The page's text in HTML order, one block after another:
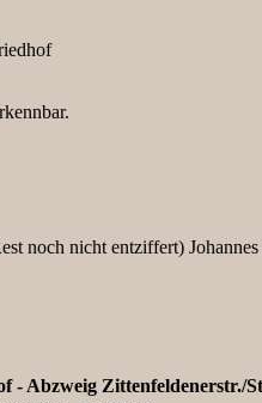
noch nicht entziffert)
- Abzweig Zittenfeldenerstr./